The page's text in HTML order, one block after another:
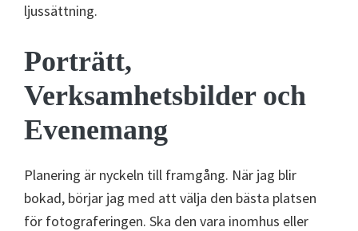
ljussättning.
Porträtt,
Verksamhetsbilder och
Evenemang
Planering är nyckeln till framgång. När jag blir
bokad, börjar jag med att välja den bästa platsen
för fotograferingen. Ska den vara inomhus eller